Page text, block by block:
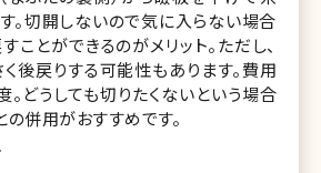
。切開しないので気に入らない場合
ことができるのがメリット。ただし、
後戻りする可能性もあります。費用
どうしても切りたくないという場合
の併用がおすすめです。